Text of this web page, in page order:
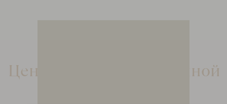
Центр доктора Очеретиной